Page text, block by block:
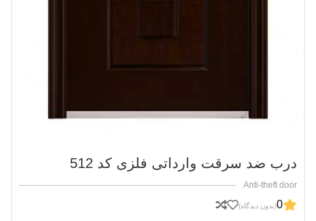
درب ضد سرقت وارداتی فلزی کد 512
Anti-theft door
0(بدون دیدگاه)